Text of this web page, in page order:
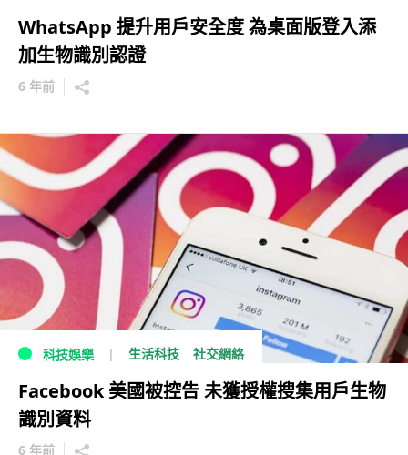
WhatsApp 提升用戶安全度 為桌面版登入添
加生物識別認證
6 年前
科技娛樂 生活科技 社交網絡
Facebook 美國被控告 未獲授權搜集用戶生物
識別資料
6 年前